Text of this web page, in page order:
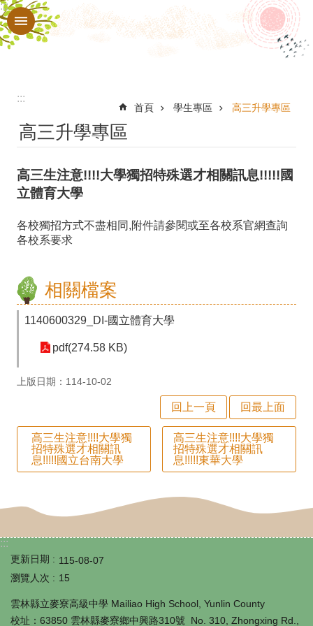
跳到主要內容區塊
進
認
校
行
政
教
區
政
填
報
系
統
:::
:::
首頁 學生專區 高三升學專區
高三升學專區
高三生注意!!!!大學獨招特殊選才相關訊息!!!!!國
立體育大學
各校獨招方式不盡相同,附件請參閱或至各校系官網查詢
各校系要求
相關檔案
1140600329_DI-國立體育大學
pdf(274.58 KB)
上版日期：114-10-02
回上一頁 回最上面
高三生注意!!!!大學獨
招特殊選才相關訊
息!!!!!國立台南大學
高三生注意!!!!大學獨
招特殊選才相關訊
息!!!!!東華大學
:::
更新日期
115-08-07
瀏覽人次
15
雲林縣立麥寮高級中學 Mailiao High School, Yunlin County
校址：63850 雲林縣麥寮鄉中興路310號 No. 310, Zhongxing Rd.,